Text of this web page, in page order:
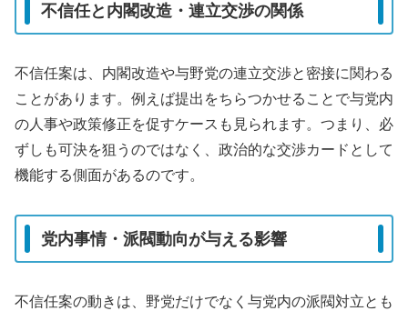
不信任と内閣改造・連立交渉の関係
不信任案は、内閣改造や与野党の連立交渉と密接に関わる
ことがあります。例えば提出をちらつかせることで与党内
の人事や政策修正を促すケースも見られます。つまり、必
ずしも可決を狙うのではなく、政治的な交渉カードとして
機能する側面があるのです。
党内事情・派閥動向が与える影響
不信任案の動きは、野党だけでなく与党内の派閥対立とも